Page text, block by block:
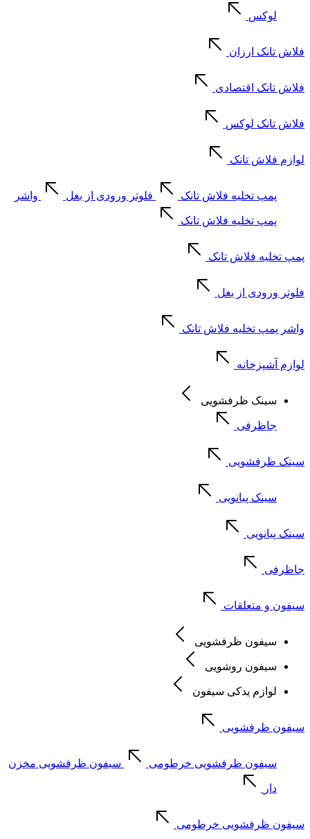
لوکس
فلاش تانک ارزان
فلاش تانک اقتصادی
فلاش تانک لوکس
لوازم فلاش تانک
پمپ تخلیه فلاش تانک فلوتر ورودی از بغل واشر
پمپ تخلیه فلاش تانک
پمپ تخلیه فلاش تانک
فلوتر ورودی از بغل
واشر پمپ تخلیه فلاش تانک
لوازم آشپزخانه
سینک ظرفشویی
جاظرفی
سینک ظرفشویی
سینک پیانویی
سینک پیانویی
جاظرفی
سیفون و متعلقات
سیفون ظرفشویی
سیفون روشویی
لوازم یدکی سیفون
سیفون ظرفشویی
سیفون ظرفشویی خرطومی سیفون ظرفشویی مخزن
دار
سیفون ظرفشویی خرطومی